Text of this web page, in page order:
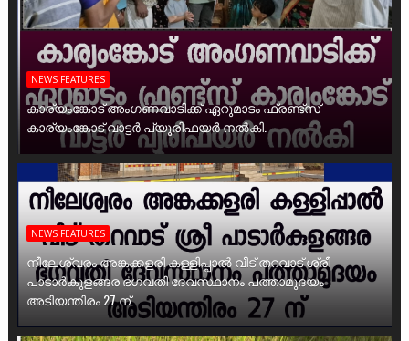
NEWS FEATURES
കാര്യംങ്കോട് അംഗണവാടിക്ക് ഏറുമാടം ഫ്രണ്ട്സ്
കാര്യംങ്കോട് വാട്ടർ പ്യൂരിഫയർ നൽകി.
NEWS FEATURES
നീലേശ്വരം അങ്കക്കളരി കള്ളിപ്പാൽ വീട് തറവാട് ശ്രീ
പാടാർകുളങ്ങര ഭഗവതി ദേവസ്ഥാനം പത്താമുദയം
അടിയന്തിരം 27 ന്